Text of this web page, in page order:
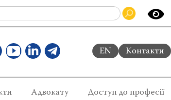
EN Контакти
Адвокату Доступ до професії